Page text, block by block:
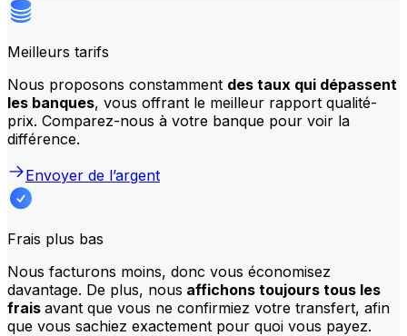
Meilleurs tarifs
Nous proposons constamment des taux qui dépassent
les banques, vous offrant le meilleur rapport qualité-
prix. Comparez-nous à votre banque pour voir la
différence.
Envoyer de l’argent
Frais plus bas
Nous facturons moins, donc vous économisez
davantage. De plus, nous affichons toujours tous les
frais avant que vous ne confirmiez votre transfert, afin
que vous sachiez exactement pour quoi vous payez.